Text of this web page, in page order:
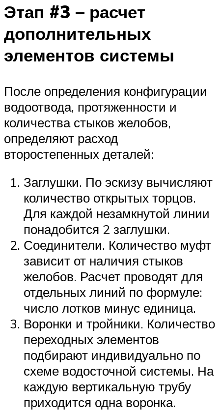
Этап #3 – расчет
дополнительных
элементов системы
После определения конфигурации
водоотвода, протяженности и
количества стыков желобов,
определяют расход
второстепенных деталей:
Заглушки. По эскизу вычисляют
количество открытых торцов.
Для каждой незамкнутой линии
понадобится 2 заглушки.
Соединители. Количество муфт
зависит от наличия стыков
желобов. Расчет проводят для
отдельных линий по формуле:
число лотков минус единица.
Воронки и тройники. Количество
переходных элементов
подбирают индивидуально по
схеме водосточной системы. На
каждую вертикальную трубу
приходится одна воронка.